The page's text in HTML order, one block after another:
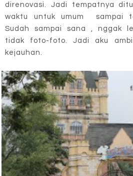
direnovasi. Jadi tempatnya
waktu untuk umum sampai
Sudah sampai sana , nggak
tidak foto-foto. Jadi aku
kejauhan.